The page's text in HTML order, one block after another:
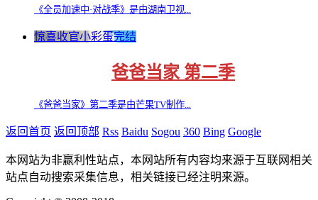
《全员加速中·对战季》是由湖南卫视...
惊喜收官小彩蛋完结
爸爸当家 第二季
《爸爸当家》第二季是由芒果TV制作...
返回首页 返回顶部 Rss Baidu Sogou 360 Bing Google
本网站为非赢利性站点，本网站所有内容均来源于互联网相关
站点自动搜索采集信息，相关链接已经注明来源。